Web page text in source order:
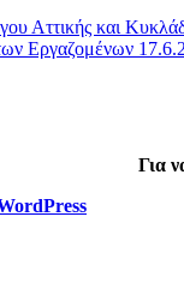
Αττικής και
Εργαζομένων
Για